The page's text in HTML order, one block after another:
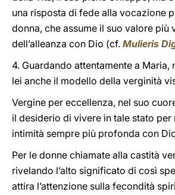
una risposta di fede alla vocazione
donna, che assume il suo valore più
dell’alleanza con Dio (cf. Mulieris
4. Guardando attentamente a
lei anche il modello della verginità
Vergine per eccellenza, nel suo
il desiderio di vivere in tale stato per
intimità sempre più profonda con
Per le donne chiamate alla castità
rivelando l’alto significato di così
attira l’attenzione sulla fecondità